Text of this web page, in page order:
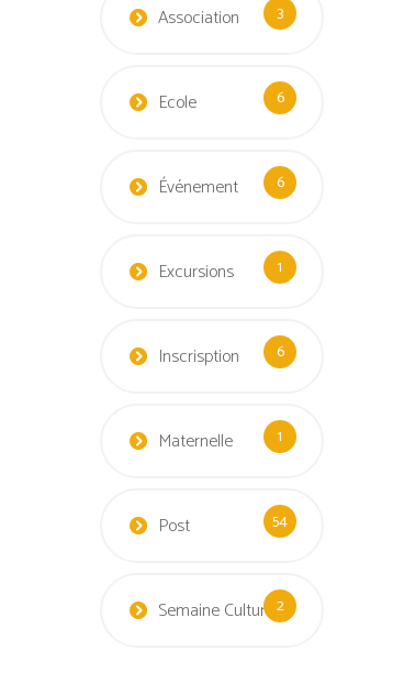
Association 3
Ecole 6
Événement 6
Excursions 1
Inscrisption 6
Maternelle 1
Post 54
Semaine Culturelle
2